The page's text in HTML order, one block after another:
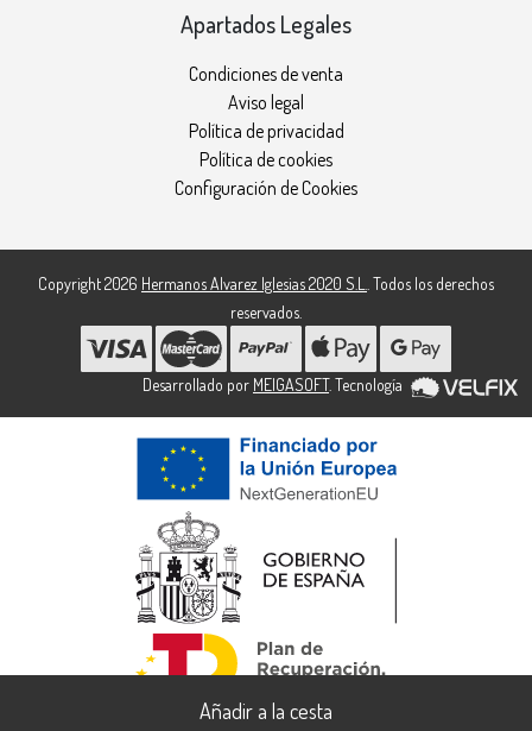
Apartados Legales
Condiciones de venta
Aviso legal
Política de privacidad
Política de cookies
Configuración de Cookies
Copyright 2026 Hermanos Alvarez Iglesias 2020 S.L.. Todos los derechos
reservados.
Desarrollado por MEIGASOFT. Tecnología